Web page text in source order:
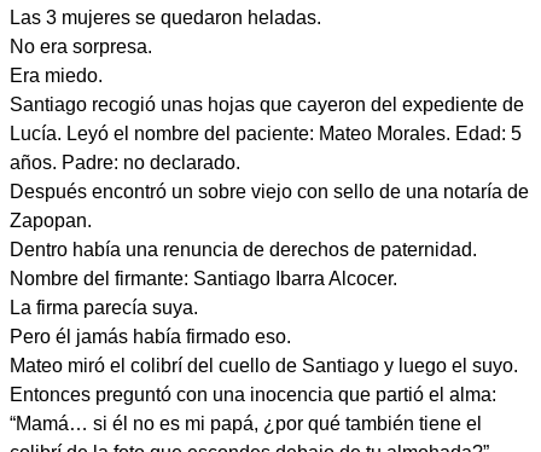
Las 3 mujeres se quedaron heladas.
No era sorpresa.
Era miedo.
Santiago recogió unas hojas que cayeron del expediente de
Lucía. Leyó el nombre del paciente: Mateo Morales. Edad: 5
años. Padre: no declarado.
Después encontró un sobre viejo con sello de una notaría de
Zapopan.
Dentro había una renuncia de derechos de paternidad.
Nombre del firmante: Santiago Ibarra Alcocer.
La firma parecía suya.
Pero él jamás había firmado eso.
Mateo miró el colibrí del cuello de Santiago y luego el suyo.
Entonces preguntó con una inocencia que partió el alma:
“Mamá… si él no es mi papá, ¿por qué también tiene el